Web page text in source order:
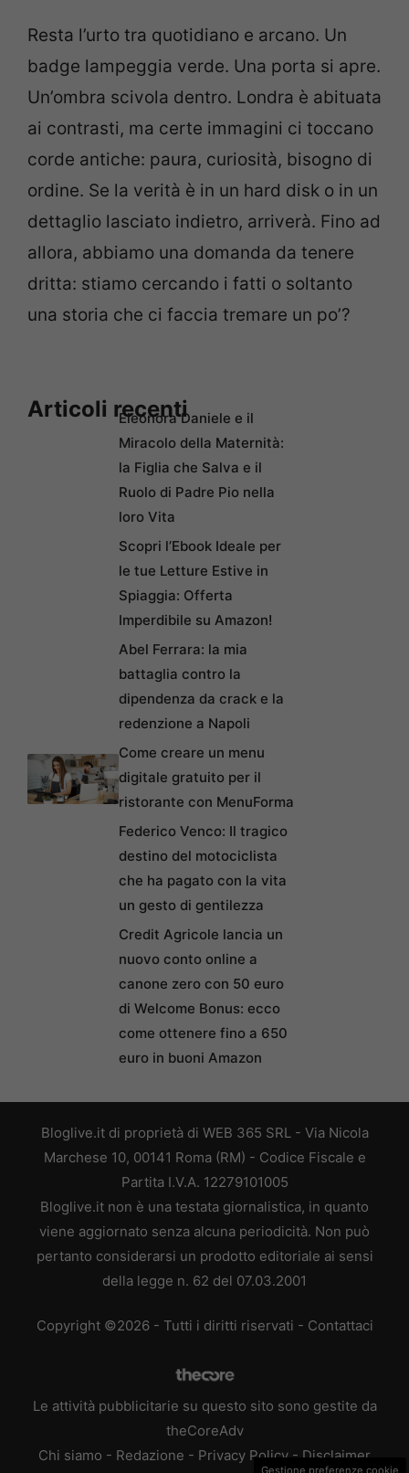
Resta l’urto tra quotidiano e arcano. Un
badge lampeggia verde. Una porta si apre.
Un’ombra scivola dentro. Londra è abituata
ai contrasti, ma certe immagini ci toccano
corde antiche: paura, curiosità, bisogno di
ordine. Se la verità è in un hard disk o in un
dettaglio lasciato indietro, arriverà. Fino ad
allora, abbiamo una domanda da tenere
dritta: stiamo cercando i fatti o soltanto
una storia che ci faccia tremare un po’?
Articoli recentiEleonora Daniele e il
Miracolo della Maternità:
la Figlia che Salva e il
Ruolo di Padre Pio nella
loro Vita
Scopri l’Ebook Ideale per
le tue Letture Estive in
Spiaggia: Offerta
Imperdibile su Amazon!
Abel Ferrara: la mia
battaglia contro la
dipendenza da crack e la
redenzione a Napoli
Come creare un menu
digitale gratuito per il
ristorante con MenuForma
Federico Venco: Il tragico
destino del motociclista
che ha pagato con la vita
un gesto di gentilezza
Credit Agricole lancia un
nuovo conto online a
canone zero con 50 euro
di Welcome Bonus: ecco
come ottenere fino a 650
euro in buoni Amazon
Bloglive.it di proprietà di WEB 365 SRL - Via Nicola
Marchese 10, 00141 Roma (RM) - Codice Fiscale e
Partita I.V.A. 12279101005
Bloglive.it non è una testata giornalistica, in quanto
viene aggiornato senza alcuna periodicità. Non può
pertanto considerarsi un prodotto editoriale ai sensi
della legge n. 62 del 07.03.2001
Copyright ©2026 - Tutti i diritti riservati - Contattaci
Le attività pubblicitarie su questo sito sono gestite da
theCoreAdv
Chi siamo - Redazione - Privacy Policy - Disclaimer
Gestione preferenze cookie